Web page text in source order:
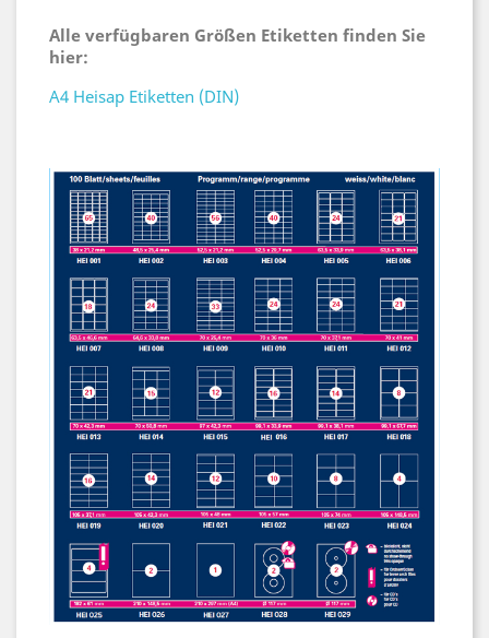
Alle verfügbaren Größen Etiketten finden Sie
hier:
A4 Heisap Etiketten (DIN)